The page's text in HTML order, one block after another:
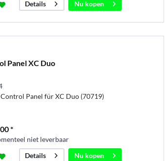
Details
Nu kopen
Panel XC Duo
Panel für XC Duo (70719)
*
niet leverbaar
Details
Nu kopen